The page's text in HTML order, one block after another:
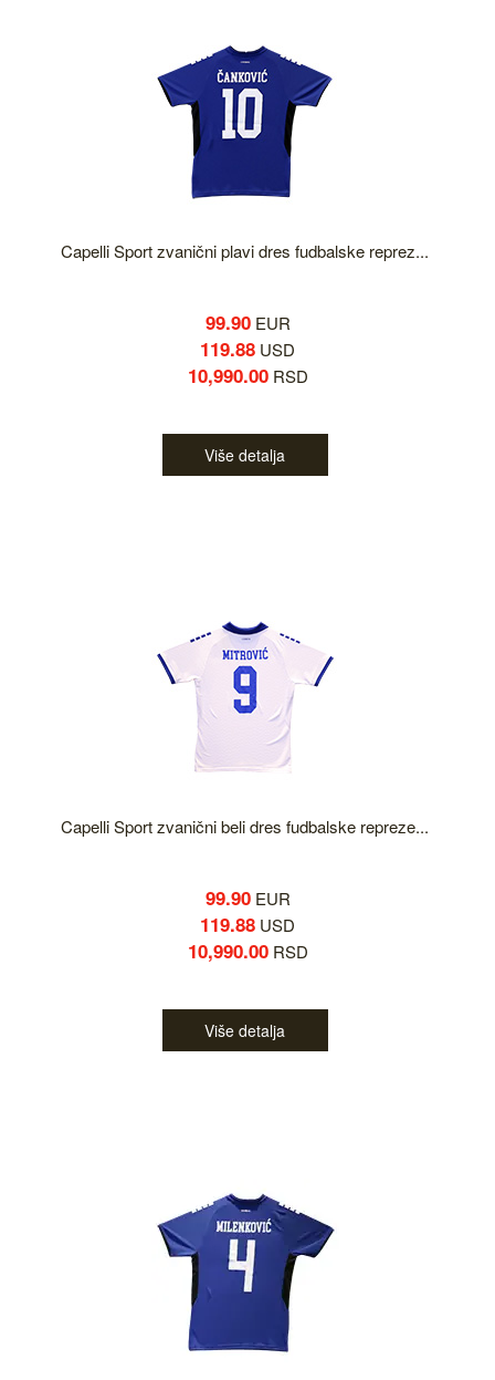
Capelli Sport zvanični plavi dres fudbalske reprez...
99.90EUR
119.88 USD
10,990.00RSD
Više detalja
Capelli Sport zvanični beli dres fudbalske repreze...
99.90EUR
119.88 USD
10,990.00RSD
Više detalja